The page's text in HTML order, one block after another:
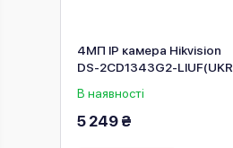
4МП IP камера Hikvision
DS-2CD1343G2-LIUF(UKR)
В наявності
5 249 ₴